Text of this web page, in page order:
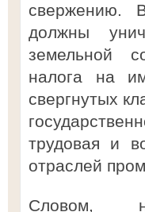
свержению.
должны
земельной
налога на
свергнутых
трудовая и
отраслей
Словом,